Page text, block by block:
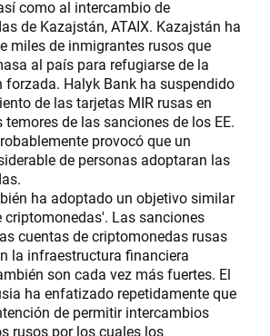
como al intercambio de
de Kazajstán, ATAIX. Kazajstán ha
miles de inmigrantes rusos que
al país para refugiarse de la
forzada. Halyk Bank ha suspendido
de las tarjetas MIR rusas en
temores de las sanciones de los EE.
provocó que un
de personas adoptaran las
ha adoptado un objetivo similar
criptomonedas'. Las sanciones
cuentas de criptomonedas rusas
la infraestructura financiera
son cada vez más fuertes. El
ha enfatizado repetidamente que
de permitir intercambios
rusos por los cuales los